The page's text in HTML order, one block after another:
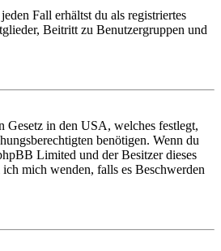
Fall erhältst du als registriertes
Beitritt zu Benutzergruppen und
Gesetz in den USA, welches festlegt,
benötigen. Wenn du
Limited und der Besitzer dieses
mich wenden, falls es Beschwerden